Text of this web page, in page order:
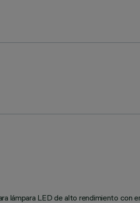
lámpara LED de alto rendimiento